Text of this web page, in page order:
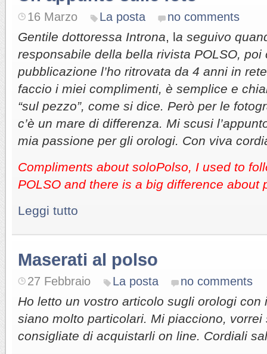
16 Marzo La posta no comments
Gentile dottoressa Introna , la seguivo
responsabile della bella rivista POLSO, poi
pubblicazione l’ho ritrovata da 4 anni in
faccio i miei complimenti, è semplice e
“sul pezzo”, come si dice. Però per le
c’è un mare di differenza. Mi scusi
mia passione per gli orologi. Con viva
Compliments about soloPolso, I used to
POLSO and there is a big difference about
Leggi tutto
Maserati al polso
27 Febbraio La posta no comments
Ho letto un vostro articolo sugli orologi con
siano molto particolari. Mi piacciono, vorrei
consigliate di acquistarli on line. Cordiali